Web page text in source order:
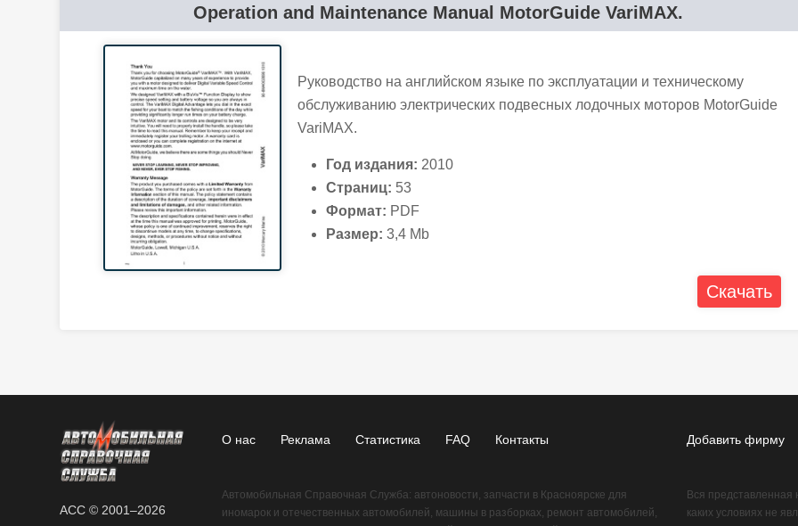
Operation and Maintenance Manual MotorGuide VariMAX.
Руководство на английском языке по эксплуатации и техническому
обслуживанию электрических подвесных лодочных моторов MotorGuide
VariMAX.
Год издания: 2010
Страниц: 53
Формат: PDF
Размер: 3,4 Mb
Скачать
АСС © 2001–2026
О нас Реклама Статистика FAQ Контакты Добавить фирму
Автомобильная Справочная Служба: автоновости, запчасти в Красноярске для
иномарок и отечественных автомобилей, машины в разборках, ремонт автомобилей,
Вся
каких условиях не